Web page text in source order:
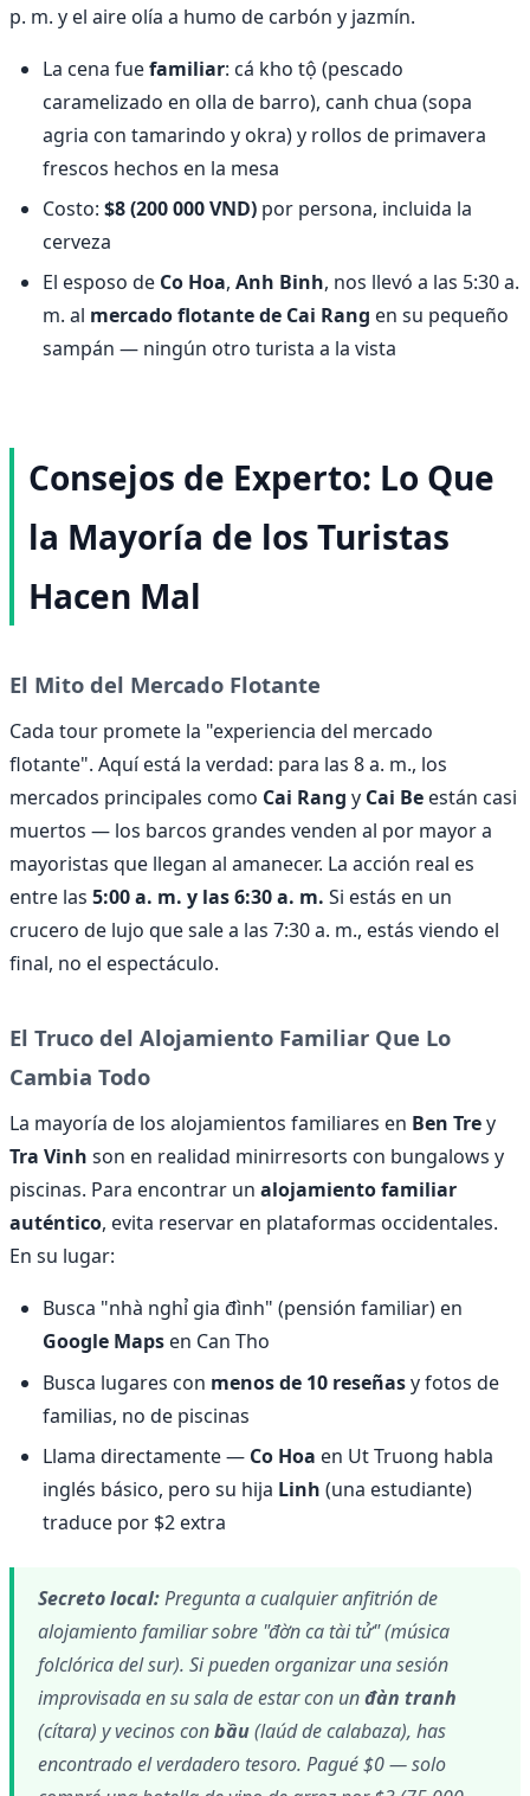
p. m. y el aire olía a humo de carbón y jazmín.
La cena fuefamiliar: cá kho tộ (pescado
caramelizado en olla de barro), canh chua (sopa
agria con tamarindo y okra) y rollos de primavera
frescos hechos en la mesa
Costo: $8 (200 000 VND) por persona, incluida la
cerveza
El esposo de Co Hoa, Anh Binh, nos llevó a las 5:30 a.
m. al mercado flotante de Cai Rang en su pequeño
sampán — ningún otro turista a la vista
Consejos de Experto: Lo Que
la Mayoría de los Turistas
Hacen Mal
El Mito del Mercado Flotante
Cada tour promete la "experiencia del mercado
flotante". Aquí está la verdad: para las 8 a. m., los
mercados principales como Cai Rang y Cai Be están casi
muertos — los barcos grandes venden al por mayor a
mayoristas que llegan al amanecer. La acción real es
entre las 5:00 a. m. y las 6:30 a. m. Si estás en un
crucero de lujo que sale a las 7:30 a. m., estás viendo el
final, no el espectáculo.
El Truco del Alojamiento Familiar Que Lo
Cambia Todo
La mayoría de los alojamientos familiares en Ben Trey
Tra Vinh son en realidad minirresorts con bungalows y
piscinas. Para encontrar un alojamiento familiar
auténtico, evita reservar en plataformas occidentales.
En su lugar:
Busca "nhà nghỉ gia đình" (pensión familiar) en
Google Maps en Can Tho
Busca lugares con menos de 10 reseñasy fotos de
familias, no de piscinas
Llama directamente — Co Hoa en Ut Truong habla
inglés básico, pero su hija Linh (una estudiante)
traduce por $2 extra
Secreto local:Pregunta a cualquier anfitrión de
alojamiento familiar sobre "đờn ca tài tử" (música
folclórica del sur). Si pueden organizar una sesión
improvisada en su sala de estar con unđàn tranh
(cítara) y vecinos conbầu(laúd de calabaza), has
encontrado el verdadero tesoro. Pagué $0 — solo